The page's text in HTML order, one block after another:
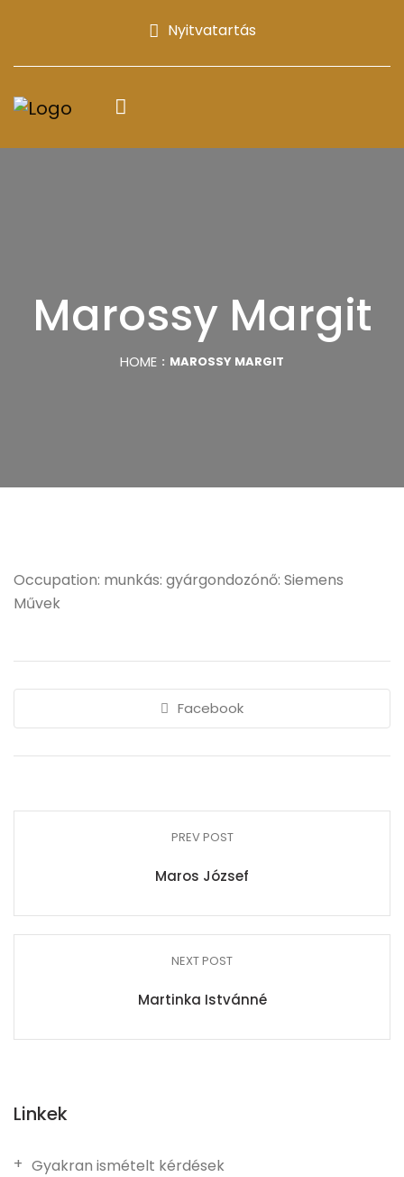
Nyitvatartás
Marossy Margit
HOME MAROSSY MARGIT
Occupation: munkás: gyárgondozónő: Siemens
Művek
Facebook
PREV POST
Maros József
NEXT POST
Martinka Istvánné
Linkek
Gyakran ismételt kérdések